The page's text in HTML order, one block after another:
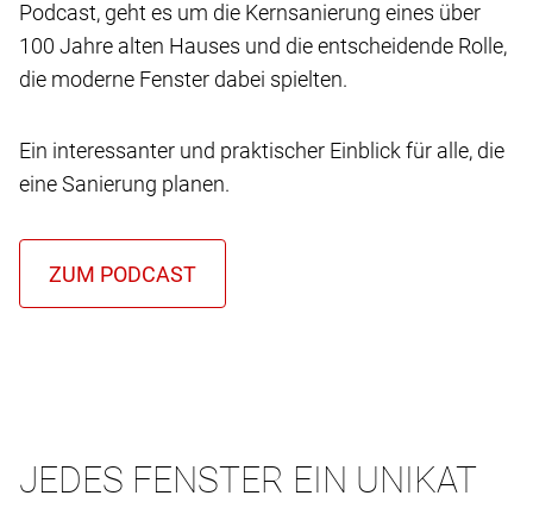
Podcast, geht es um die Kernsanierung eines über
100 Jahre alten Hauses und die entscheidende Rolle,
die moderne Fenster dabei spielten.
Ein interessanter und praktischer Einblick für alle, die
eine Sanierung planen.
JEDES FENSTER EIN UNIKAT